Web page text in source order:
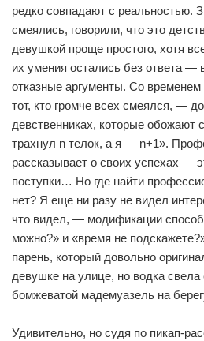
редко совпадают с реальностью.
смеялись, говорили, что это
девушкой проще простого, хотя
их умения остались без ответа —
отказные аргументы. Со временем
тот, кто громче всех смеялся, —
девственниках, которые обожают
трахнул n телок, а я — n+1».
рассказывает о своих успехах —
поступки… Но где найти
нет? Я еще ни разу не видел
что видел, — модификации
можно?» и «время не
парень, который довольно
девушке на улице, но водка свела
бомжеватой мадемуазель на
Удивительно, но судя по пикап-